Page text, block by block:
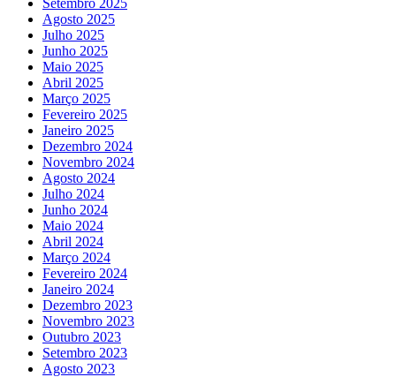
Agosto 2025
Julho 2025
Junho 2025
Maio 2025
Abril 2025
Março 2025
Fevereiro 2025
Janeiro 2025
Dezembro 2024
Novembro 2024
Agosto 2024
Julho 2024
Junho 2024
Maio 2024
Abril 2024
Março 2024
Fevereiro 2024
Janeiro 2024
Dezembro 2023
Novembro 2023
Outubro 2023
Setembro 2023
Agosto 2023